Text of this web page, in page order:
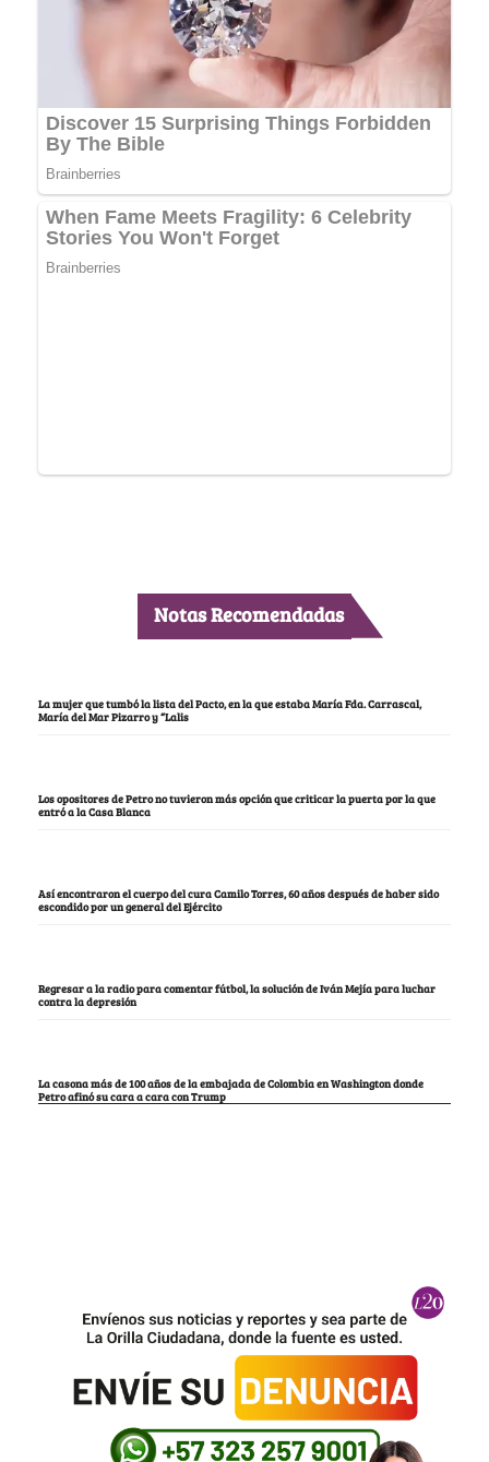
Notas Recomendadas
La mujer que tumbó la lista del Pacto, en la que estaba María Fda. Carrascal,
María del Mar Pizarro y “Lalis
Los opositores de Petro no tuvieron más opción que criticar la puerta por la que
entró a la Casa Blanca
Así encontraron el cuerpo del cura Camilo Torres, 60 años después de haber sido
escondido por un general del Ejército
Regresar a la radio para comentar fútbol, la solución de Iván Mejía para luchar
contra la depresión
La casona más de 100 años de la embajada de Colombia en Washington donde
Petro afinó su cara a cara con Trump